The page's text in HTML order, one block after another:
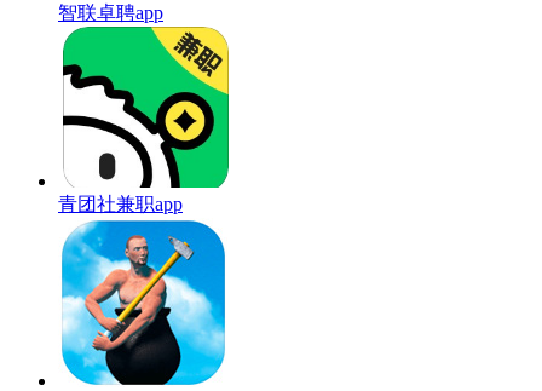
智联卓聘app
青团社兼职app